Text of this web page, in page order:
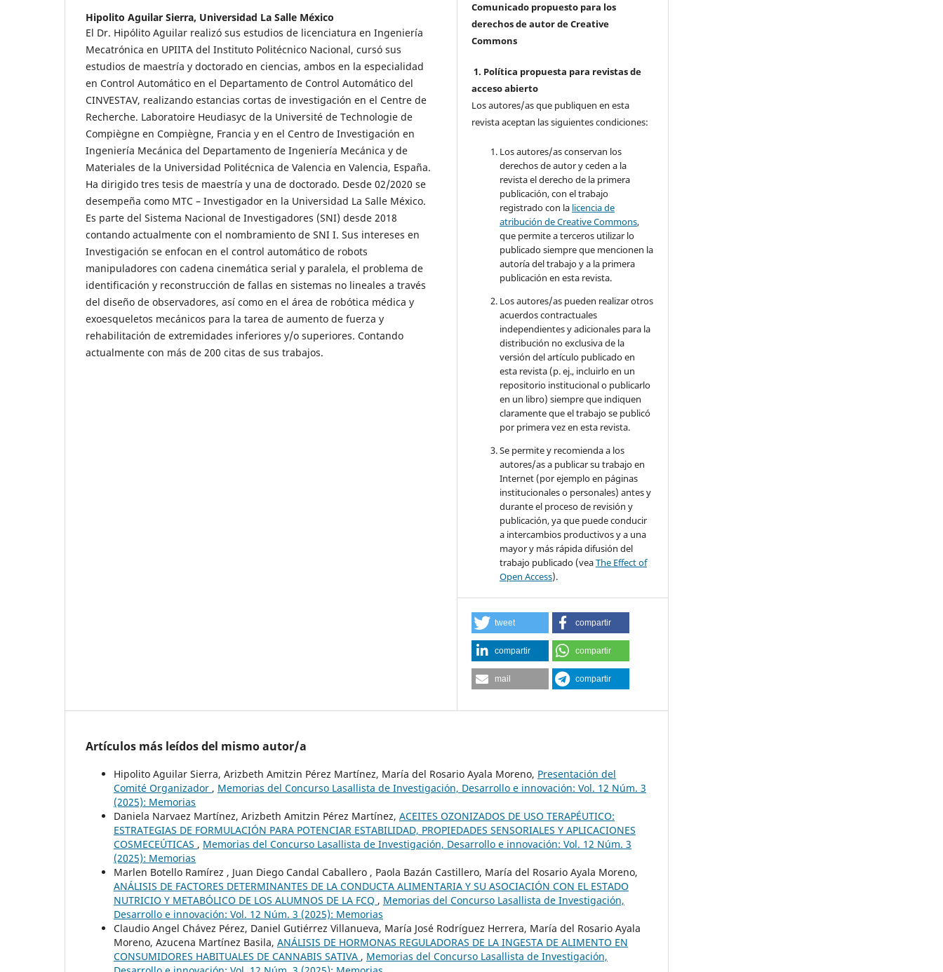
Hipolito Aguilar Sierra, Universidad La Salle México
El Dr. Hipólito Aguilar realizó sus estudios de licenciatura en Ingeniería
Mecatrónica en UPIITA del Instituto Politécnico Nacional, cursó sus
estudios de maestría y doctorado en ciencias, ambos en la especialidad
en Control Automático en el Departamento de Control Automático del
CINVESTAV, realizando estancias cortas de investigación en el Centre de
Recherche. Laboratoire Heudiasyc de la Université de Technologie de
Compiègne en Compiègne, Francia y en el Centro de Investigación en
Ingeniería Mecánica del Departamento de Ingeniería Mecánica y de
Materiales de la Universidad Politécnica de Valencia en Valencia, España.
Ha dirigido tres tesis de maestría y una de doctorado. Desde 02/2020 se
desempeña como MTC – Investigador en la Universidad La Salle México.
Es parte del Sistema Nacional de Investigadores (SNI) desde 2018
contando actualmente con el nombramiento de SNI I. Sus intereses en
Investigación se enfocan en el control automático de robots
manipuladores con cadena cinemática serial y paralela, el problema de
identificación y reconstrucción de fallas en sistemas no lineales a través
del diseño de observadores, así como en el área de robótica médica y
exoesqueletos mecánicos para la tarea de aumento de fuerza y
rehabilitación de extremidades inferiores y/o superiores. Contando
actualmente con más de 200 citas de sus trabajos.
Comunicado propuesto para los
derechos de autor de Creative
Commons
1. Política propuesta para revistas de
acceso abierto
Los autores/as que publiquen en esta
revista aceptan las siguientes condiciones:
Los autores/as conservan los
derechos de autor y ceden a la
revista el derecho de la primera
publicación, con el trabajo
registrado con la licencia de
atribución de Creative Commons,
que permite a terceros utilizar lo
publicado siempre que mencionen la
autoría del trabajo y a la primera
publicación en esta revista.
Los autores/as pueden realizar otros
acuerdos contractuales
independientes y adicionales para la
distribución no exclusiva de la
versión del artículo publicado en
esta revista (p. ej., incluirlo en un
repositorio institucional o publicarlo
en un libro) siempre que indiquen
claramente que el trabajo se publicó
por primera vez en esta revista.
Se permite y recomienda a los
autores/as a publicar su trabajo en
Internet (por ejemplo en páginas
institucionales o personales) antes y
durante el proceso de revisión y
publicación, ya que puede conducir
a intercambios productivos y a una
mayor y más rápida difusión del
trabajo publicado (veaThe Effect of
Open Access).
tweet compartir
compartir compartir
mail compartir
Artículos más leídos del mismo autor/a
Hipolito Aguilar Sierra, Arizbeth Amitzin Pérez Martínez, María del Rosario Ayala Moreno, Presentación del
Comité Organizador , Memorias del Concurso Lasallista de Investigación, Desarrollo e innovación: Vol. 12 Núm. 3
(2025): Memorias
Daniela Narvaez Martínez, Arizbeth Amitzin Pérez Martínez, ACEITES OZONIZADOS DE USO TERAPÉUTICO:
ESTRATEGIAS DE FORMULACIÓN PARA POTENCIAR ESTABILIDAD, PROPIEDADES SENSORIALES Y APLICACIONES
COSMECEÚTICAS , Memorias del Concurso Lasallista de Investigación, Desarrollo e innovación: Vol. 12 Núm. 3
(2025): Memorias
Marlen Botello Ramírez , Juan Diego Candal Caballero , Paola Bazán Castillero, María del Rosario Ayala Moreno,
ANÁLISIS DE FACTORES DETERMINANTES DE LA CONDUCTA ALIMENTARIA Y SU ASOCIACIÓN CON EL ESTADO
NUTRICIO Y METABÓLICO DE LOS ALUMNOS DE LA FCQ , Memorias del Concurso Lasallista de Investigación,
Desarrollo e innovación: Vol. 12 Núm. 3 (2025): Memorias
Claudio Angel Chávez Pérez, Daniel Gutiérrez Villanueva, María José Rodríguez Herrera, María del Rosario Ayala
Moreno, Azucena Martínez Basila, ANÁLISIS DE HORMONAS REGULADORAS DE LA INGESTA DE ALIMENTO EN
CONSUMIDORES HABITUALES DE CANNABIS SATIVA , Memorias del Concurso Lasallista de Investigación,